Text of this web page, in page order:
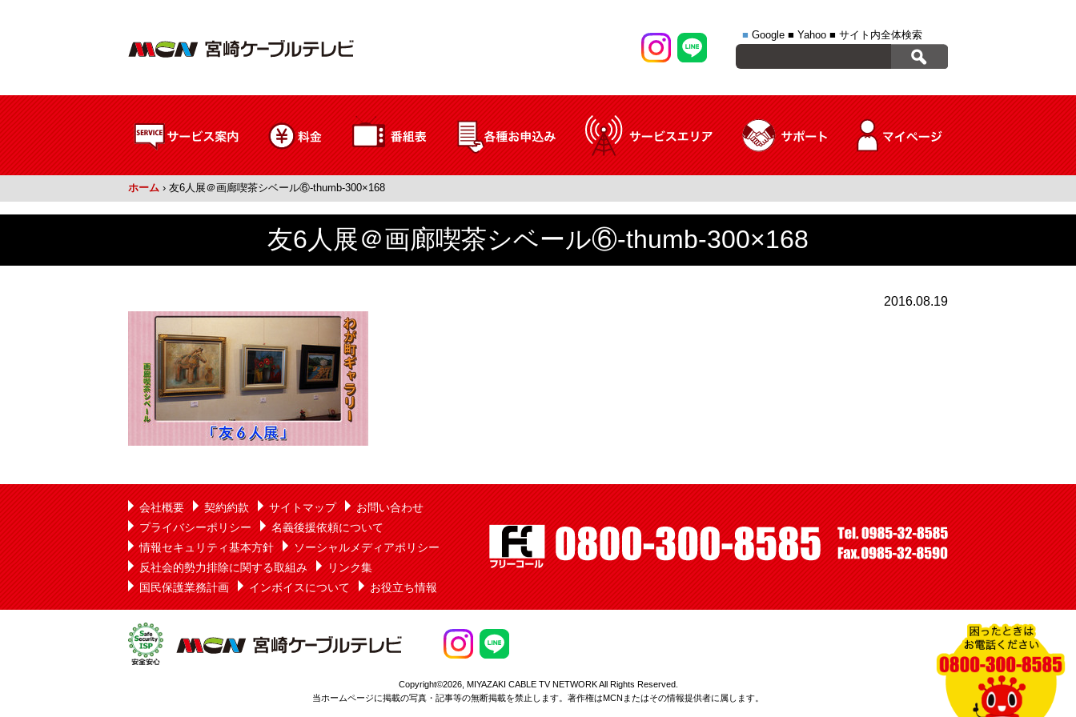
■ Google ■ Yahoo ■ サイト内全体検索
ホーム › 友6人展＠画廊喫茶シベール⑥-thumb-300×168
友6人展＠画廊喫茶シベール⑥-thumb-300×168
2016.08.19
会社概要 契約約款 サイトマップ
お問い合わせ
プライバシーポリシー
名義後援依頼について
情報セキュリティ基本方針
ソーシャルメディアポリシー
反社会的勢力排除に関する取組み
リンク集
国民保護業務計画
インボイスについて お役立ち情報
Copyright©2026, MIYAZAKI CABLE TV NETWORK All Rights Reserved.
当ホームページに掲載の写真・記事等の無断掲載を禁止します。著作権はMCNまたはその情報提供者に属します。